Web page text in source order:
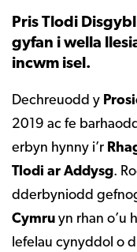
Pris Tlodi
gyfan i wella
incwm isel.
Dechreuodd y
2019 ac fe
erbyn hynny i’r
Tlodi ar Addysg.
dderbyniodd
Cymru yn rhan o’u
lefelau cynyddol o